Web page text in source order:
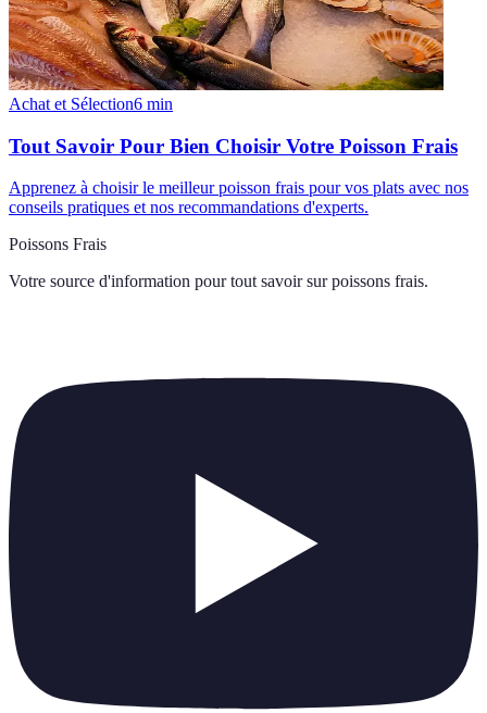
Achat et Sélection6 min
Tout Savoir Pour Bien Choisir Votre Poisson Frais
Apprenez à choisir le meilleur poisson frais pour vos plats avec nos
conseils pratiques et nos recommandations d'experts.
Poissons Frais
Votre source d'information pour tout savoir sur poissons frais.